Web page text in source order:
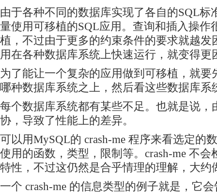
由于各种不同的数据库实现了各自的SQL标
量使用可移植的SQL应用。查询和插入操作
植，不过由于更多的约束条件的要求就越发
用在各种数据库系统上快速运行，就变得更
为了能让一个复杂的应用做到可移植，就要
哪种数据库系统之上，然后看这些数据库系
每个数据库系统都有某些不足。也就是说，
协，导致了性能上的差异。
可以用MySQL的 crash-me 程序来看选定的
使用的函数，类型，限制等。crash-me 不
特性，不过这仍然是合乎情理的理解，大约
一个 crash-me 的信息类型的例子就是，它